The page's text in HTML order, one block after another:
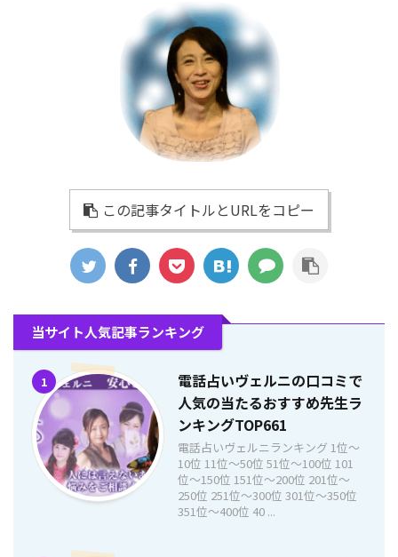
この記事タイトルとURLをコピー
当サイト人気記事ランキング
1
電話占いヴェルニの口コミで
人気の当たるおすすめ先生ラ
ンキングTOP661
電話占いヴェルニランキング 1位〜
10位 11位〜50位 51位〜100位 101
位〜150位 151位〜200位 201位〜
250位 251位〜300位 301位〜350位
351位〜400位 40 ...